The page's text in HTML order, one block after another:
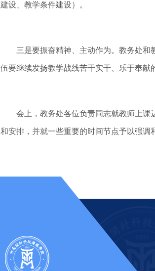
建设、教学条件建设）。
三是要振奋精神、主动作为。教务处和教
伍要继续发扬教学战线苦干实干、乐于奉
会上，教务处各位负责同志就教师上课达
和安排，并就一些重要的时间节点予以强调